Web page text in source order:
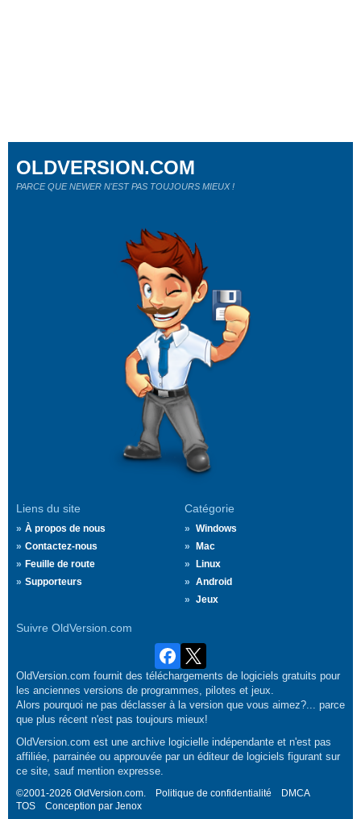
Liens du site
À propos de nous
Contactez-nous
Feuille de route
Supporteurs
Catégorie
Windows
Mac
Linux
Android
Jeux
Suivre OldVersion.com
OLDVERSION.COM
PARCE QUE NEWER N'EST PAS TOUJOURS MIEUX !
OldVersion.com fournit des téléchargements de logiciels gratuits pour
les anciennes versions de programmes, pilotes et jeux.
Alors pourquoi ne pas déclasser à la version que vous aimez?... parce
que plus récent n'est pas toujours mieux!
OldVersion.com est une archive logicielle indépendante et n'est pas
affiliée, parrainée ou approuvée par un éditeur de logiciels figurant sur
ce site, sauf mention expresse.
©2001-2026 OldVersion.com. Politique de confidentialité
DMCA
TOS
Conception par Jenox